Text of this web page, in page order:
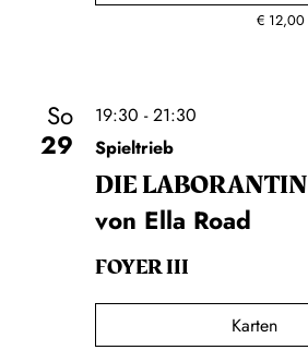
€ 12,00
So
29
19:30 - 21:30
Spieltrieb
DIE LA­BO­RAN­TIN
von Ella Road
FOYER III
Karten